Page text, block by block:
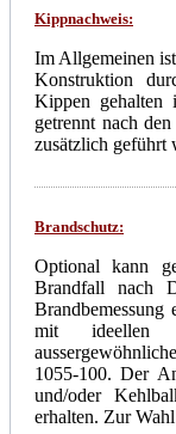
Kippnachweis:
Im Allgemeinen
Konstruktion
Kippen gehalten
getrennt nach
zusätzlich geführt
Brandschutz:
Optional kann
Brandfall nach
mit ideellen
1055-100. Der
und/oder
erhalten. Zur Wahl